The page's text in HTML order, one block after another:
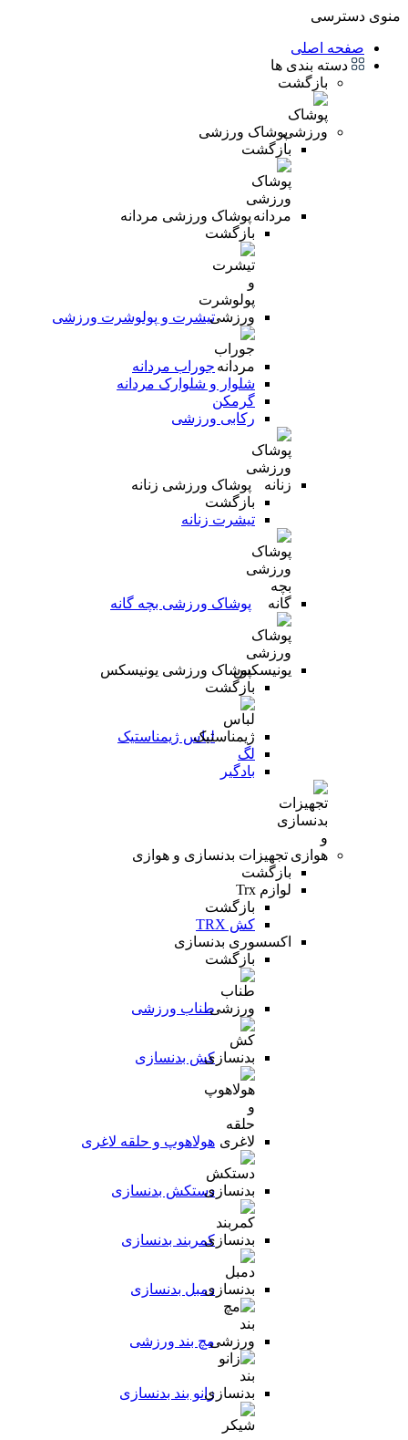
منوی دسترسی
صفحه اصلی
دسته بندی ها
بازگشت
پوشاک ورزشی
بازگشت
پوشاک ورزشی مردانه
بازگشت
تیشرت و پولوشرت ورزشی
جوراب مردانه
شلوار و شلوارک مردانه
گرمکن
رکابی ورزشی
پوشاک ورزشی زنانه
بازگشت
تیشرت زنانه
پوشاک ورزشی بچه گانه
پوشاک ورزشی یونیسکس
بازگشت
لباس ژیمناستیک
لگ
بادگیر
تجهیزات بدنسازی و هوازی
بازگشت
لوازم Trx
بازگشت
کش TRX
اکسسوری بدنسازی
بازگشت
طناب ورزشی
کش بدنسازی
هولاهوپ و حلقه لاغری
دستکش بدنسازی
کمربند بدنسازی
دمبل بدنسازی
مچ بند ورزشی
زانو بند بدنسازی